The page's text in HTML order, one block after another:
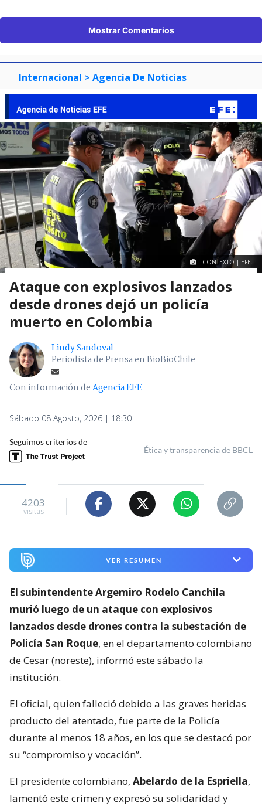
Mostrar Comentarios
Internacional > Agencia De Noticias
CONTEXTO | EFE.
Ataque con explosivos lanzados
desde drones dejó un policía
muerto en Colombia
Lindy Sandoval
Periodista de Prensa en BioBioChile
Con información deAgencia EFE
Sábado 08 Agosto, 2026 | 18:30
Seguimos criterios de
Ética y transparencia de BBCL
4203
visitas
VER RESUMEN
El subintendente Argemiro Rodelo Canchila
murió luego de un ataque con explosivos
lanzados desde drones contra la subestación de
Policía San Roque, en el departamento colombiano
de Cesar (noreste), informó este sábado la
institución.
El oficial, quien falleció debido a las graves heridas
producto del atentado, fue parte de la Policía
durante al menos 18 años, en los que se destacó por
su “compromiso y vocación”.
El presidente colombiano, Abelardo de la Espriella,
lamentó este crimen y expresó su solidaridad y